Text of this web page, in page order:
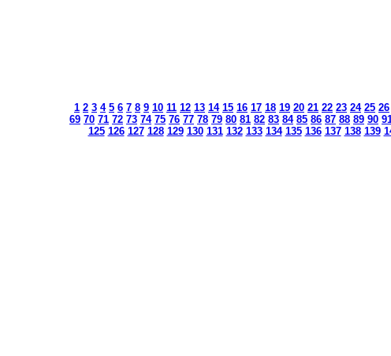
1 2 3 4 5 6 7 8 9 10 11 12 13 14 15 16 17 18 19 20 21 22 23 24 25 26
69 70 71 72 73 74 75 76 77 78 79 80 81 82 83 84 85 86 87 88 89 90
125 126 127 128 129 130 131 132 133 134 135 136 137 138 139